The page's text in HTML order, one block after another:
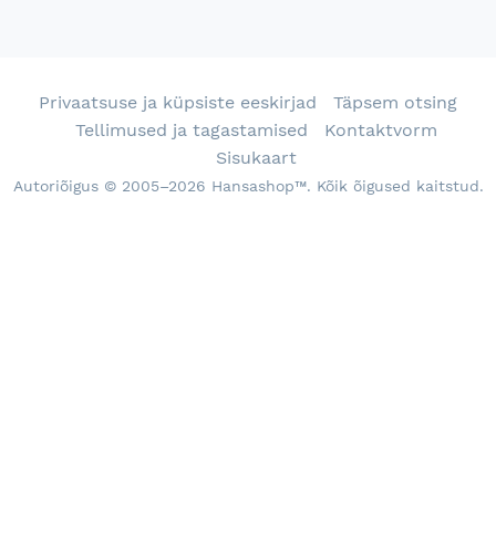
Privaatsuse ja küpsiste eeskirjad
Täpsem otsing
Tellimused ja tagastamised
Kontaktvorm
Sisukaart
Autoriõigus © 2005–2026 Hansashop™. Kõik õigused kaitstud.